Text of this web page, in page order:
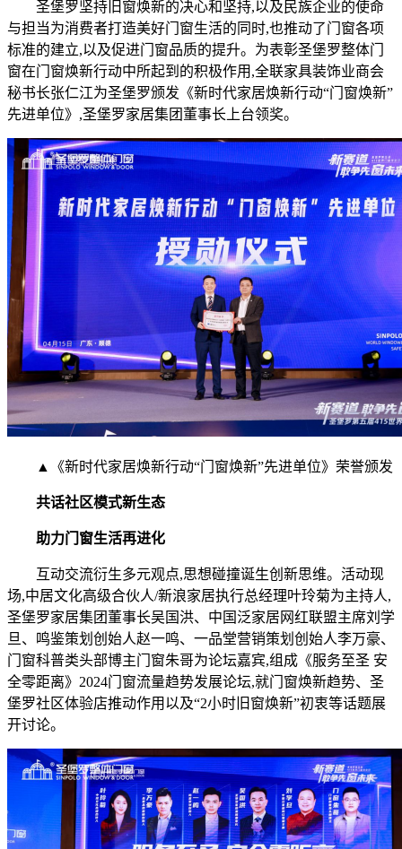
圣堡罗坚持旧窗焕新的决心和坚持,以及民族企业的使命
与担当为消费者打造美好门窗生活的同时,也推动了门窗各项
标准的建立,以及促进门窗品质的提升。为表彰圣堡罗整体门
窗在门窗焕新行动中所起到的积极作用,全联家具装饰业商会
秘书长张仁江为圣堡罗颁发《新时代家居焕新行动“门窗焕新”
先进单位》,圣堡罗家居集团董事长上台领奖。
▲《新时代家居焕新行动“门窗焕新”先进单位》荣誉颁发
共话社区模式新生态
助力门窗生活再进化
互动交流衍生多元观点,思想碰撞诞生创新思维。活动现
场,中居文化高级合伙人/新浪家居执行总经理叶玲菊为主持人,
圣堡罗家居集团董事长吴国洪、中国泛家居网红联盟主席刘学
旦、鸣鉴策划创始人赵一鸣、一品堂营销策划创始人李万豪、
门窗科普类头部博主门窗朱哥为论坛嘉宾,组成《服务至圣 安
全零距离》2024门窗流量趋势发展论坛,就门窗焕新趋势、圣
堡罗社区体验店推动作用以及“2小时旧窗焕新”初衷等话题展
开讨论。